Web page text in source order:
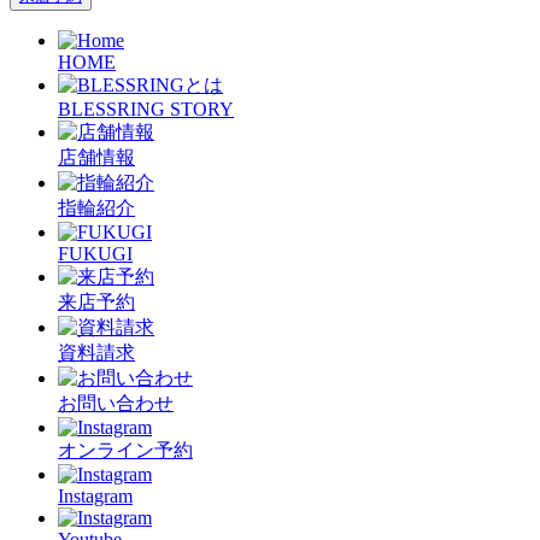
HOME
BLESSRING STORY
店舗情報
指輪紹介
FUKUGI
来店予約
資料請求
お問い合わせ
オンライン予約
Instagram